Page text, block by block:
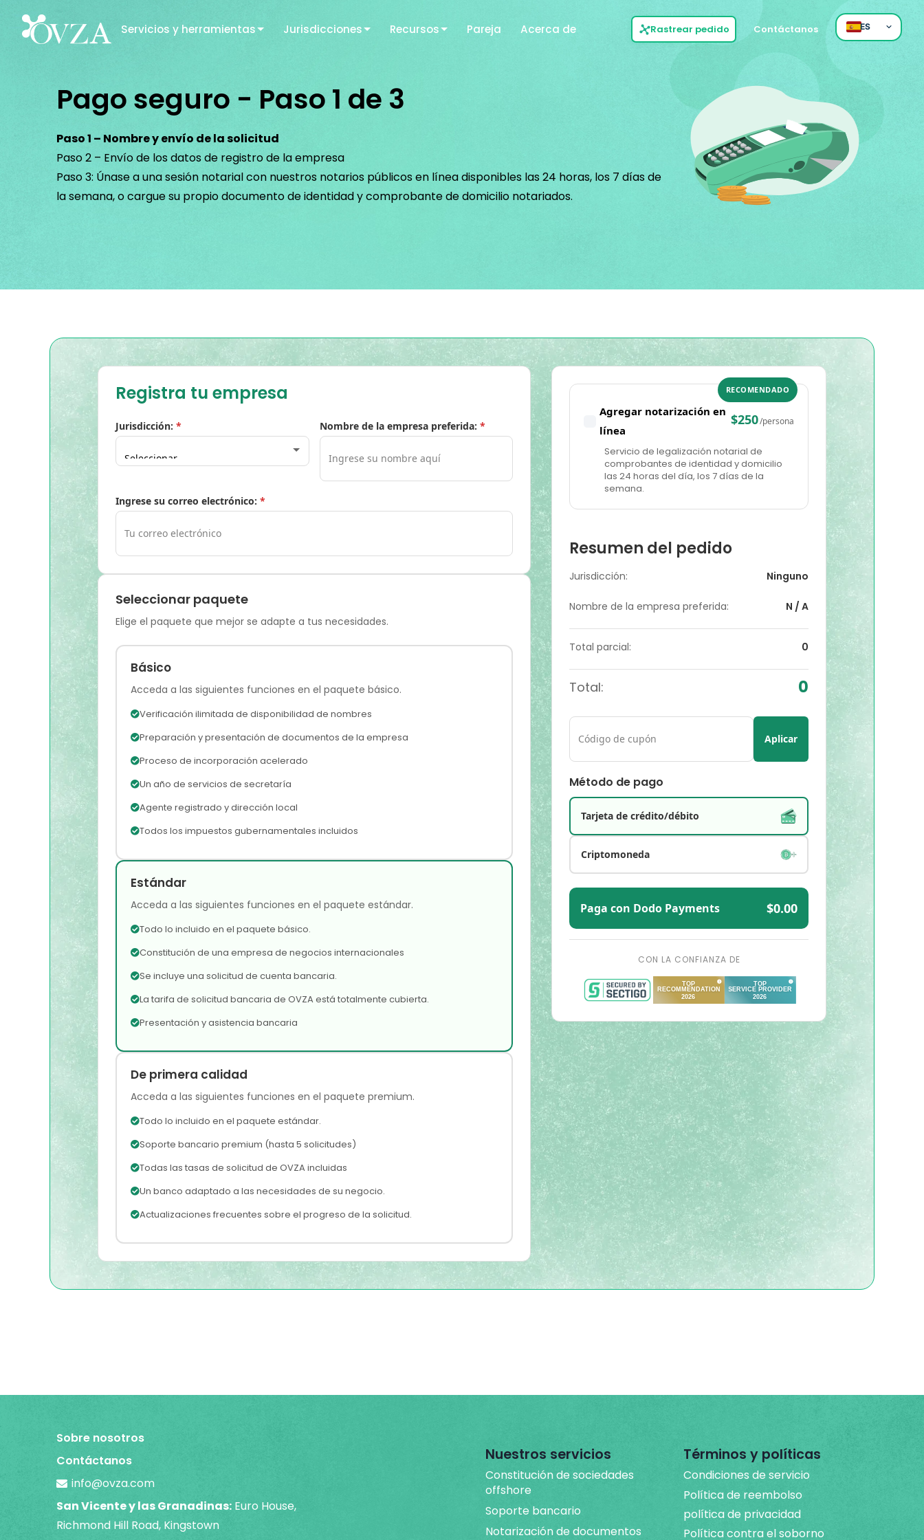
Servicios y herramientas Jurisdicciones Recursos Pareja Acerca de Rastrear pedido Contáctanos ES
Pago seguro - Paso 1 de 3
Paso 1 – Nombre y envío de la solicitud
Paso 2 – Envío de los datos de registro de la empresa
Paso 3: Únase a una sesión notarial con nuestros notarios públicos en línea disponibles las 24 horas, los 7 días de
la semana, o cargue su propio documento de identidad y comprobante de domicilio notariados.
Registra tu empresa
Jurisdicción: * Nombre de la empresa preferida: *
Ingrese su correo electrónico: *
Seleccionar paquete
Elige el paquete que mejor se adapte a tus necesidades.
Básico
Acceda a las siguientes funciones en el paquete básico.
Verificación ilimitada de disponibilidad de nombres
Preparación y presentación de documentos de la empresa
Proceso de incorporación acelerado
Un año de servicios de secretaría
Agente registrado y dirección local
Todos los impuestos gubernamentales incluidos
Estándar
Acceda a las siguientes funciones en el paquete estándar.
Todo lo incluido en el paquete básico.
Constitución de una empresa de negocios internacionales
Se incluye una solicitud de cuenta bancaria.
La tarifa de solicitud bancaria de OVZA está totalmente cubierta.
Presentación y asistencia bancaria
De primera calidad
Acceda a las siguientes funciones en el paquete premium.
Todo lo incluido en el paquete estándar.
Soporte bancario premium (hasta 5 solicitudes)
Todas las tasas de solicitud de OVZA incluidas
Un banco adaptado a las necesidades de su negocio.
Actualizaciones frecuentes sobre el progreso de la solicitud.
RECOMENDADO
Agregar notarización en
línea
$250/persona
Servicio de legalización notarial de
comprobantes de identidad y domicilio
las 24 horas del día, los 7 días de la
semana.
Resumen del pedido
Jurisdicción: Ninguno
Nombre de la empresa preferida: N / A
Total parcial: 0
Total: 0
Aplicar
Método de pago
Tarjeta de crédito/débito
Criptomoneda
Paga con Dodo Payments $0.00
CON LA CONFIANZA DE
Sobre nosotros
Contáctanos
info@ovza.com
San Vicente y las Granadinas: Euro House,
Richmond Hill Road, Kingstown
Nuestros servicios
Constitución de sociedades
offshore
Soporte bancario
Notarización de documentos
Términos y políticas
Condiciones de servicio
Política de reembolso
política de privacidad
Política contra el soborno